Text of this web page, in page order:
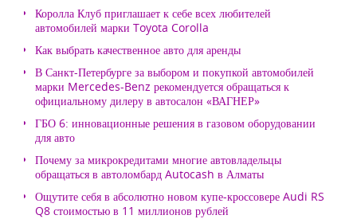
Королла Клуб приглашает к себе всех любителей
автомобилей марки Toyota Corolla
Как выбрать качественное авто для аренды
В Санкт-Петербурге за выбором и покупкой автомобилей
марки Mercedes-Benz рекомендуется обращаться к
официальному дилеру в автосалон «ВАГНЕР»
ГБО 6: инновационные решения в газовом оборудовании
для авто
Почему за микрокредитами многие автовладельцы
обращаться в автоломбард Autocash в Алматы
Ощутите себя в абсолютно новом купе-кроссовере Audi RS
Q8 стоимостью в 11 миллионов рублей